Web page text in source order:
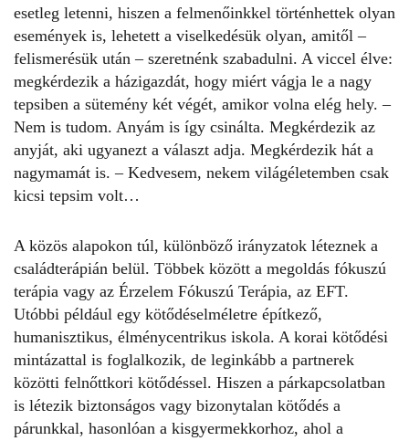
esetleg letenni, hiszen a felmenőinkkel történhettek olyan
események is, lehetett a viselkedésük olyan, amitől –
felismerésük után – szeretnénk szabadulni. A viccel élve:
megkérdezik a házigazdát, hogy miért vágja le a nagy
tepsiben a sütemény két végét, amikor volna elég hely. –
Nem is tudom. Anyám is így csinálta. Megkérdezik az
anyját, aki ugyanezt a választ adja. Megkérdezik hát a
nagymamát is. – Kedvesem, nekem világéletemben csak
kicsi tepsim volt…
A közös alapokon túl, különböző irányzatok léteznek a
családterápián belül. Többek között a megoldás fókuszú
terápia vagy az Érzelem Fókuszú Terápia, az EFT.
Utóbbi például egy kötődéselméletre építkező,
humanisztikus, élménycentrikus iskola. A korai kötődési
mintázattal is foglalkozik, de leginkább a partnerek
közötti felnőttkori kötődéssel. Hiszen a párkapcsolatban
is létezik biztonságos vagy bizonytalan kötődés a
párunkkal, hasonlóan a kisgyermekkorhoz, ahol a